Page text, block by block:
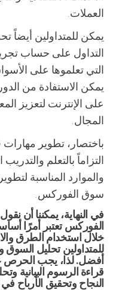
العملات.
يمكن للمتداولين أيضاً
التداول على حساب
التي تعلموها على
يمكن الاستفادة من
على الإنترنت لتعزيز
المجال.
باختصار، تطوير مهارات
التزاماً بالتعلم
والموارد المناسبة
سوق الفوركس.
في النهاية، يمكننا أن
الفوركس تعتبر أمرًا
خلال استخدام الطرق
للمتداولين تحليل السوق
أفضل. لذا، يجب الحرص
قراءة الرسوم البيانية
النجاح وتحقيق